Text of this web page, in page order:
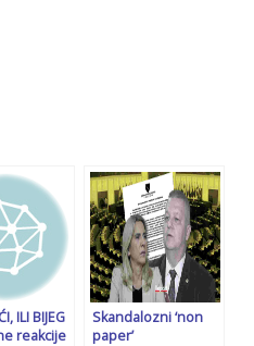
ILI BIJEG
reakcije
Skandalozni ‘non
paper’